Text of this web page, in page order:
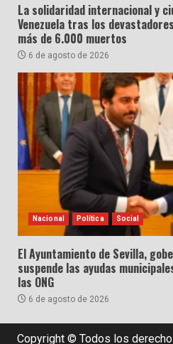
La solidaridad internacional y
Venezuela tras los
más de 6.000 muertos
6 de agosto de 2026
Nacional Política Social
El Ayuntamiento de Sevilla,
suspende las ayudas
las ONG
6 de agosto de 2026
Copyright © Todos los